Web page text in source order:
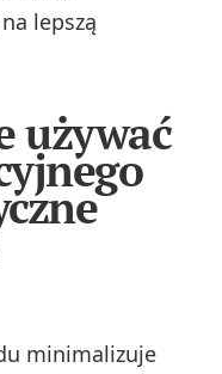
lepszą
używać
minimalizuje